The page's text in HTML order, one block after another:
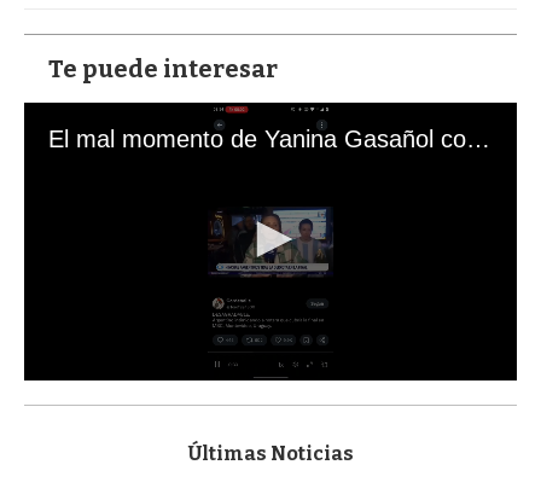
Te puede interesar
El mal momento de Yanina Gasañol con un hincha argentino en "Subrayado"
s
Últimas Noticias